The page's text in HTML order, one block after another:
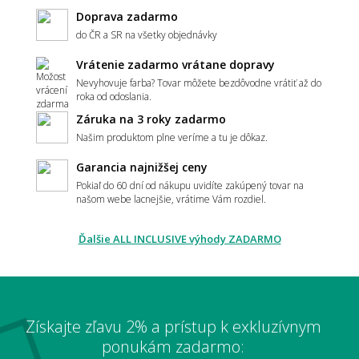
Aký koberec zvoliť do moderného interiéru?
Aký veľký koberec zvoliť pod sedačku?
Doprava zadarmo
do ČR a SR na všetky objednávky
Vrátenie zadarmo vrátane dopravy
Nevyhovuje farba? Tovar môžete bezdôvodne vrátiť až do
roka od odoslania.
Záruka na 3 roky zadarmo
Našim produktom plne veríme a tu je dôkaz.
Garancia najnižšej ceny
Pokiaľ do 60 dní od nákupu uvidíte zakúpený tovar na
našom webe lacnejšie, vrátime Vám rozdiel.
Ďalšie ALL INCLUSIVE výhody ZADARMO
Získajte zľavu 2% a prístup k exkluzívnym
ponukám zadarmo: